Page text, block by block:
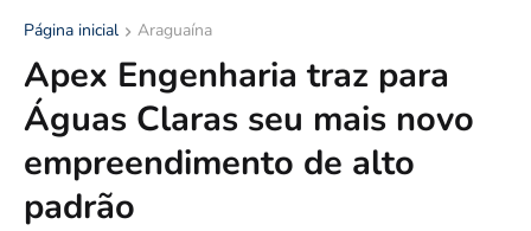
Página inicial Araguaína
Apex Engenharia traz para
Águas Claras seu mais novo
empreendimento de alto
padrão